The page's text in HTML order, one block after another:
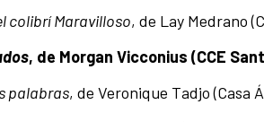
colibrí Maravilloso, de Lay Medrano
, de Morgan Vicconius (CCE
palabras, de Veronique Tadjo (Casa